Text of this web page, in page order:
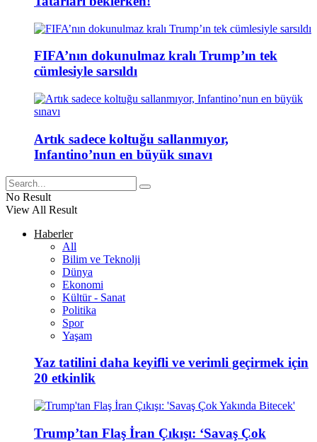
FIFA’nın dokunulmaz kralı Trump’ın tek
cümlesiyle sarsıldı
Artık sadece koltuğu sallanmıyor,
Infantino’nun en büyük sınavı
No Result
View All Result
Haberler
All
Bilim ve Teknolji
Dünya
Ekonomi
Kültür - Sanat
Politika
Spor
Yaşam
Yaz tatilini daha keyifli ve verimli geçirmek için
20 etkinlik
Trump’tan Flaş İran Çıkışı: ‘Savaş Çok